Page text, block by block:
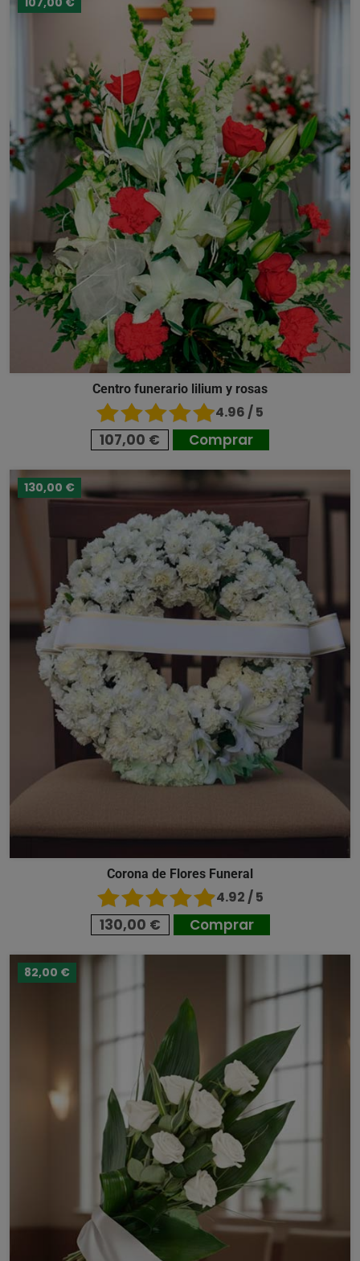
Centro funerario lilium y rosas
4.96 / 5
107,00 € Comprar
130,00 €
Corona de Flores Funeral
4.92 / 5
130,00 € Comprar
82,00 €